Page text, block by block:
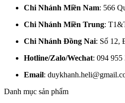
Chi Nhánh Miền Nam: 566
Chi Nhánh Miền Trung:
Chi Nhánh Đồng Nai: Số 12,
Hotline/Zalo/Wechat: 094 955
Email:
Danh mục sản phẩm